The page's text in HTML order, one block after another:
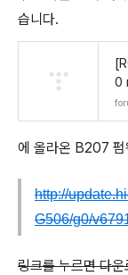
습니다.
0
에 올라온 B207 펌
http://
G506/g0/
링크를 누르면 다